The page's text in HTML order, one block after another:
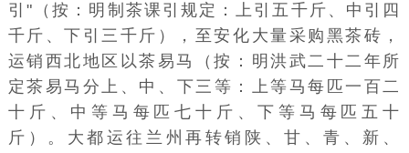
引"（按：明制 茶课引规定：上引五千斤、中引四
千斤、下引三千斤），至安化大量采购黑茶砖 ，
运销西北地区以茶易马（按：明洪武二十二年所
定茶易马 分上、中、 下三等 ：上等马每匹一百二
十斤、中等马每匹七十斤、下等马每匹五十
斤）。大都运往兰州再转销陕、甘、青、新、